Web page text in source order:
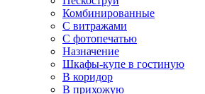
Комбинированные
С витражами
С фотопечатью
Назначение
Шкафы-купе в гостиную
В коридор
В прихожую